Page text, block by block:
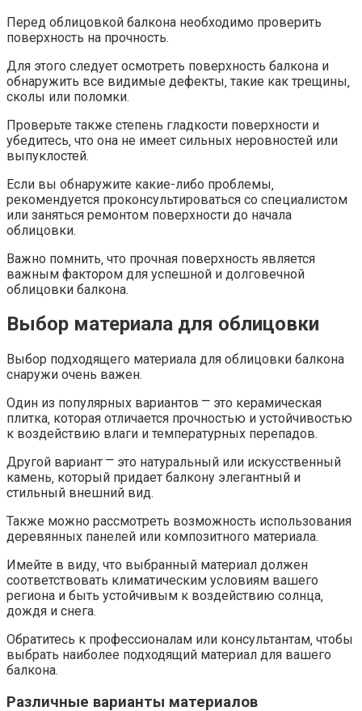
Перед облицовкой балкона необходимо проверить
поверхность на прочность.​
Для этого следует осмотреть поверхность балкона и
обнаружить все видимые дефекты‚ такие как трещины‚
сколы или поломки.​
Проверьте также степень гладкости поверхности и
убедитесь‚ что она не имеет сильных неровностей или
выпуклостей.​
Если вы обнаружите какие-либо проблемы‚
рекомендуется проконсультироваться со специалистом
или заняться ремонтом поверхности до начала
облицовки.
Важно помнить‚ что прочная поверхность является
важным фактором для успешной и долговечной
облицовки балкона.
Выбор материала для облицовки
Выбор подходящего материала для облицовки балкона
снаружи очень важен.​
Один из популярных вариантов ⎻ это керамическая
плитка‚ которая отличается прочностью и устойчивостью
к воздействию влаги и температурных перепадов.
Другой вариант ⎻ это натуральный или искусственный
камень‚ который придает балкону элегантный и
стильный внешний вид.
Также можно рассмотреть возможность использования
деревянных панелей или композитного материала.​
Имейте в виду‚ что выбранный материал должен
соответствовать климатическим условиям вашего
региона и быть устойчивым к воздействию солнца‚
дождя и снега.​
Обратитесь к профессионалам или консультантам‚ чтобы
выбрать наиболее подходящий материал для вашего
балкона.​
Различные варианты материалов